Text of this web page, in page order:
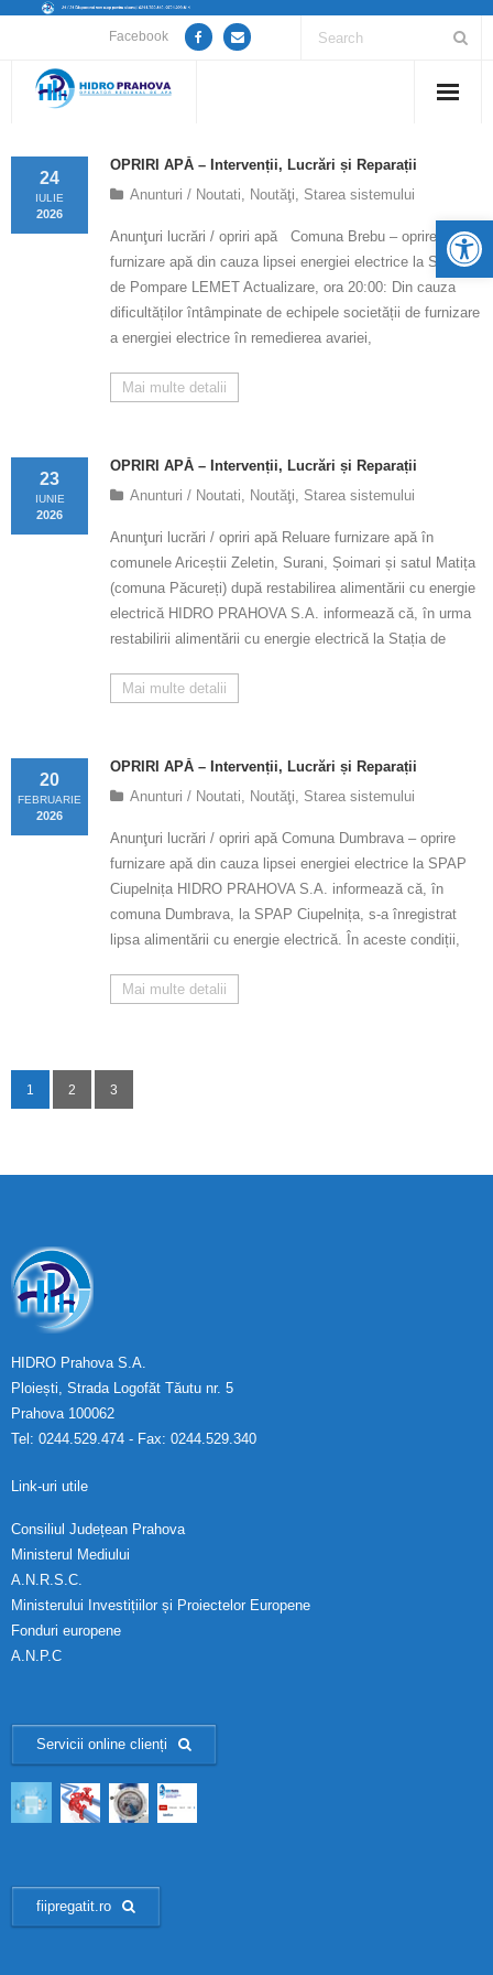
Facebook
Despre noi
Anunțuri lucrări / opriri apă
Guvernanță Corporativă
Calitatea apei
OPRIRI APĂ – Intervenții, Lucrări și Reparații
24
IULIE
2026
Anunturi / Noutati, Noutăţi, Starea sistemului
Anunţuri lucrări / opriri apă Comuna Brebu – oprire
furnizare apă din cauza lipsei energiei electrice la Stația
de Pompare LEMET Actualizare, ora 20:00: Din cauza
dificultăților întâmpinate de echipele societății de furnizare
a energiei electrice în remedierea avariei,
Mai multe detalii
OPRIRI APĂ – Intervenții, Lucrări și Reparații
23
IUNIE
2026
Anunturi / Noutati, Noutăţi, Starea sistemului
Anunţuri lucrări / opriri apă Reluare furnizare apă în
comunele Ariceștii Zeletin, Surani, Șoimari și satul Matița
(comuna Păcureți) după restabilirea alimentării cu energie
electrică HIDRO PRAHOVA S.A. informează că, în urma
restabilirii alimentării cu energie electrică la Stația de
Mai multe detalii
OPRIRI APĂ – Intervenții, Lucrări și Reparații
20
FEBRUARIE
2026
Anunturi / Noutati, Noutăţi, Starea sistemului
Anunţuri lucrări / opriri apă Comuna Dumbrava – oprire
furnizare apă din cauza lipsei energiei electrice la SPAP
Ciupelnița HIDRO PRAHOVA S.A. informează că, în
comuna Dumbrava, la SPAP Ciupelnița, s-a înregistrat
lipsa alimentării cu energie electrică. În aceste condiții,
Mai multe detalii
1 2 3
HIDRO Prahova S.A.
Ploiești, Strada Logofăt Tăutu nr. 5
Prahova 100062
Tel: 0244.529.474 - Fax: 0244.529.340
Link-uri utile
Consiliul Județean Prahova
Ministerul Mediului
A.N.R.S.C.
Ministerului Investițiilor și Proiectelor Europene
Fonduri europene
A.N.P.C
Servicii online clienți
fiipregatit.ro